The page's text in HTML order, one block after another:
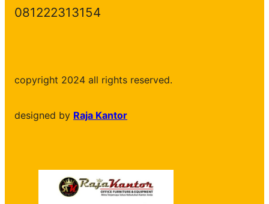
081222313154
copyright 2024 all rights reserved.
designed by Raja Kantor